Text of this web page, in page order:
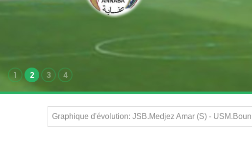
1 2 3 4
Graphique d'évolution: JSB.Medjez Amar (S) -